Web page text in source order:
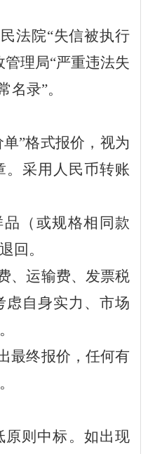
法院“失信被执行
管理局“严重违法失
名录”。
”格式报价，视为
。采用人民币转账
品 （ 或规格相同款
回。
、运输费、发票税
虑自身实力、市场
最终报价，任何有
原则中标。如出现